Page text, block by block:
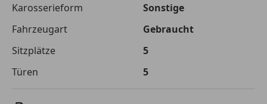
Laufzeit
120 Monate
Kreditbetrag
€ 29 000,-
Zu zahlender
€ 40 855,-
Karosserieform
Sonstige
Fahrzeugart
Gebraucht
Sitzplätze
5
Türen
5